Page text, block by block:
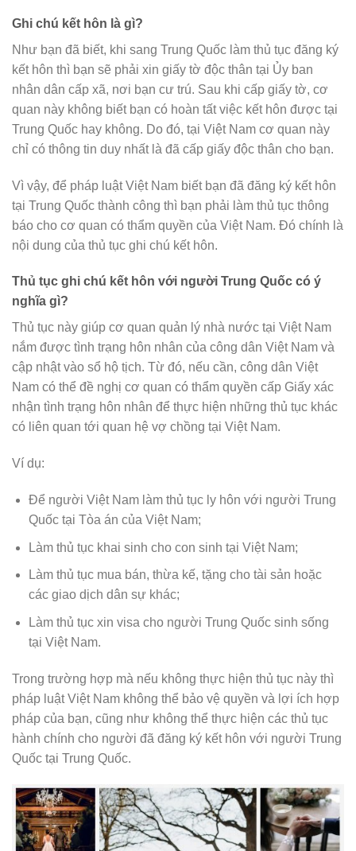
Ghi chú kết hôn là gì?
Như bạn đã biết, khi sang Trung Quốc làm thủ tục đăng ký
kết hôn thì bạn sẽ phải xin giấy tờ độc thân tại Ủy ban
nhân dân cấp xã, nơi bạn cư trú. Sau khi cấp giấy tờ, cơ
quan này không biết bạn có hoàn tất việc kết hôn được tại
Trung Quốc hay không. Do đó, tại Việt Nam cơ quan này
chỉ có thông tin duy nhất là đã cấp giấy độc thân cho bạn.
Vì vậy, để pháp luật Việt Nam biết bạn đã đăng ký kết hôn
tại Trung Quốc thành công thì bạn phải làm thủ tục thông
báo cho cơ quan có thẩm quyền của Việt Nam. Đó chính là
nội dung của thủ tục ghi chú kết hôn.
Thủ tục ghi chú kết hôn với người Trung Quốc có ý
nghĩa gì?
Thủ tục này giúp cơ quan quản lý nhà nước tại Việt Nam
nắm được tình trạng hôn nhân của công dân Việt Nam và
cập nhật vào sổ hộ tịch. Từ đó, nếu cần, công dân Việt
Nam có thể đề nghị cơ quan có thẩm quyền cấp Giấy xác
nhận tình trạng hôn nhân để thực hiện những thủ tục khác
có liên quan tới quan hệ vợ chồng tại Việt Nam.
Ví dụ:
Để người Việt Nam làm thủ tục ly hôn với người Trung
Quốc tại Tòa án của Việt Nam;
Làm thủ tục khai sinh cho con sinh tại Việt Nam;
Làm thủ tục mua bán, thừa kế, tặng cho tài sản hoặc
các giao dịch dân sự khác;
Làm thủ tục xin visa cho người Trung Quốc sinh sống
tại Việt Nam.
Trong trường hợp mà nếu không thực hiện thủ tục này thì
pháp luật Việt Nam không thể bảo vệ quyền và lợi ích hợp
pháp của bạn, cũng như không thể thực hiện các thủ tục
hành chính cho người đã đăng ký kết hôn với người Trung
Quốc tại Trung Quốc.